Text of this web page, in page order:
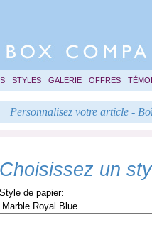
STYLES GALERIE OFFRES
Personnalisez votre article -
Choisissez un
Style de papier: